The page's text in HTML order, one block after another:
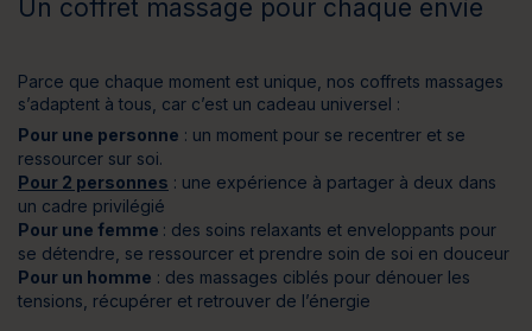
Un coffret massage pour chaque envie
Parce que chaque moment est unique, nos coffrets massages
s’adaptent à tous, car c’est un cadeau universel :
Pour une personne : un moment pour se recentrer et se
ressourcer sur soi.
Pour 2 personnes : une expérience à partager à deux dans
un cadre privilégié
Pour une femme : des soins relaxants et enveloppants pour
se détendre, se ressourcer et prendre soin de soi en douceur
Pour un homme : des massages ciblés pour dénouer les
tensions, récupérer et retrouver de l’énergie